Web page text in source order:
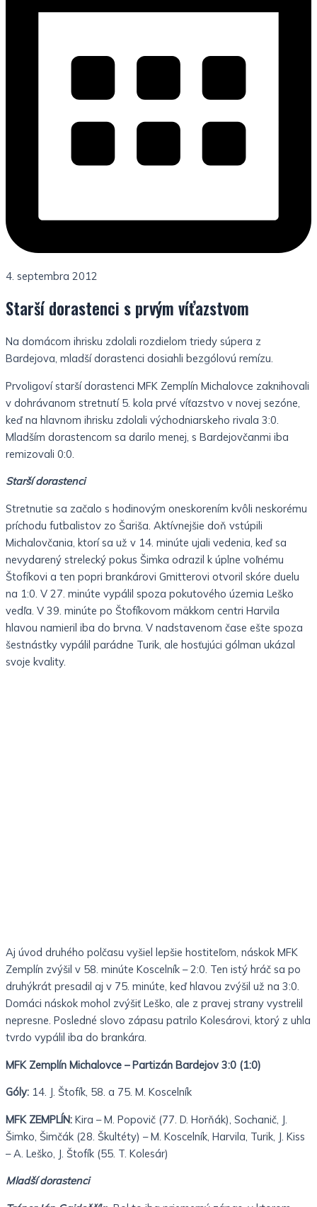
4. septembra 2012
Starší dorastenci s prvým víťazstvom
Na domácom ihrisku zdolali rozdielom triedy súpera z
Bardejova, mladší dorastenci dosiahli bezgólovú remízu.
Prvoligoví starší dorastenci MFK Zemplín Michalovce zaknihovali
v dohrávanom stretnutí 5. kola prvé víťazstvo v novej sezóne,
keď na hlavnom ihrisku zdolali východniarskeho rivala 3:0.
Mladším dorastencom sa darilo menej, s Bardejovčanmi iba
remizovali 0:0.
Starší dorastenci
Stretnutie sa začalo s hodinovým oneskorením kvôli neskorému
príchodu futbalistov zo Šariša. Aktívnejšie doň vstúpili
Michalovčania, ktorí sa už v 14. minúte ujali vedenia, keď sa
nevydarený strelecký pokus Šimka odrazil k úplne voľnému
Štofíkovi a ten popri brankárovi Gmitterovi otvoril skóre duelu
na 1:0. V 27. minúte vypálil spoza pokutového územia Leško
vedľa. V 39. minúte po Štofíkovom mäkkom centri Harvila
hlavou namieril iba do brvna. V nadstavenom čase ešte spoza
šestnástky vypálil parádne Turik, ale hosťujúci gólman ukázal
svoje kvality.
Aj úvod druhého polčasu vyšiel lepšie hostiteľom, náskok MFK
Zemplín zvýšil v 58. minúte Koscelník – 2:0. Ten istý hráč sa po
druhýkrát presadil aj v 75. minúte, keď hlavou zvýšil už na 3:0.
Domáci náskok mohol zvýšiť Leško, ale z pravej strany vystrelil
nepresne. Posledné slovo zápasu patrilo Kolesárovi, ktorý z uhla
tvrdo vypálil iba do brankára.
MFK Zemplín Michalovce – Partizán Bardejov 3:0 (1:0)
Góly: 14. J. Štofík, 58. a 75. M. Koscelník
MFK ZEMPLÍN: Kira – M. Popovič (77. D. Horňák), Sochanič, J.
Šimko, Šimčák (28. Škultéty) – M. Koscelník, Harvila, Turik, J. Kiss
– A. Leško, J. Štofík (55. T. Kolesár)
Mladší dorastenci